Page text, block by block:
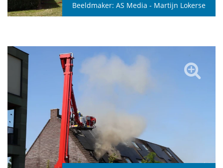
Beeldmaker: AS Media - Martijn Lokerse